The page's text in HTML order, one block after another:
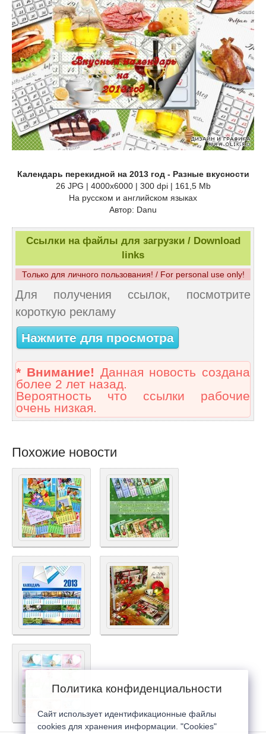
Календарь перекидной на 2013 год - Разные вкусности
26 JPG | 4000x6000 | 300 dpi | 161,5 Mb
На русском и английском языках
Автор: Danu
Ссылки на файлы для загрузки / Download
links
Только для личного пользования! / For personal use only!
Для получения ссылок, посмотрите
короткую рекламу
Нажмите для просмотра
* Внимание! Данная новость создана
более 2 лет назад.
Вероятность что ссылки рабочие
очень низкая.
Похожие новости
Политика конфиденциальности
Сайт использует идентификационные файлы
cookies для хранения информации. "Cookies"